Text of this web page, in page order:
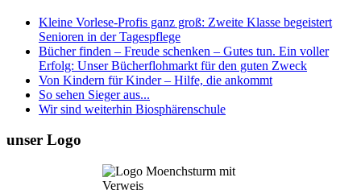
Kleine Vorlese-Profis ganz groß: Zweite Klasse begeistert
Senioren in der Tagespflege
Bücher finden – Freude schenken – Gutes tun. Ein voller
Erfolg: Unser Bücherflohmarkt für den guten Zweck
Von Kindern für Kinder – Hilfe, die ankommt
So sehen Sieger aus...
Wir sind weiterhin Biosphärenschule
unser Logo